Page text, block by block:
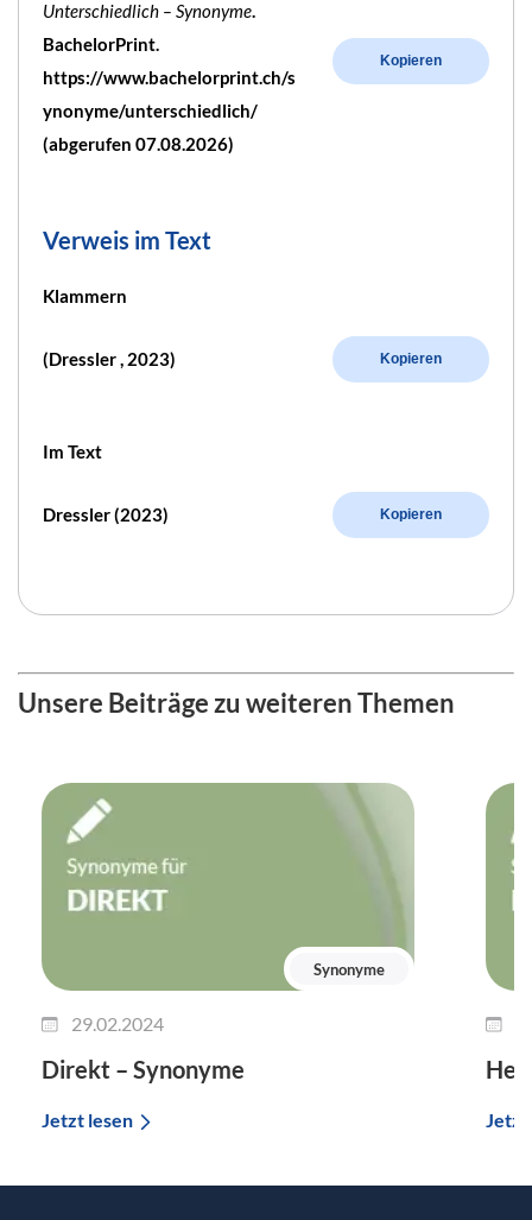
Unterschiedlich – Synonyme.
BachelorPrint.
https://www.bachelorprint.ch/s
ynonyme/unterschiedlich/
(abgerufen 07.08.2026)
Kopieren
Verweis im Text
Klammern
(Dressler , 2023) Kopieren
Im Text
Dressler (2023) Kopieren
Unsere Beiträge zu weiteren Themen
Synonyme
29.02.2024
Direkt – Synonyme
Jetzt lesen Jetzt